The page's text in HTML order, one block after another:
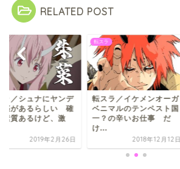
RELATED POST
ラ／イケメンオーガ
マルのテンペスト国
の辛いお仕事 だ
2018年12月12日
転スラ
転スラ／20話でカットさ
れた出来事とその理由に
ついて 漫画版9巻は...